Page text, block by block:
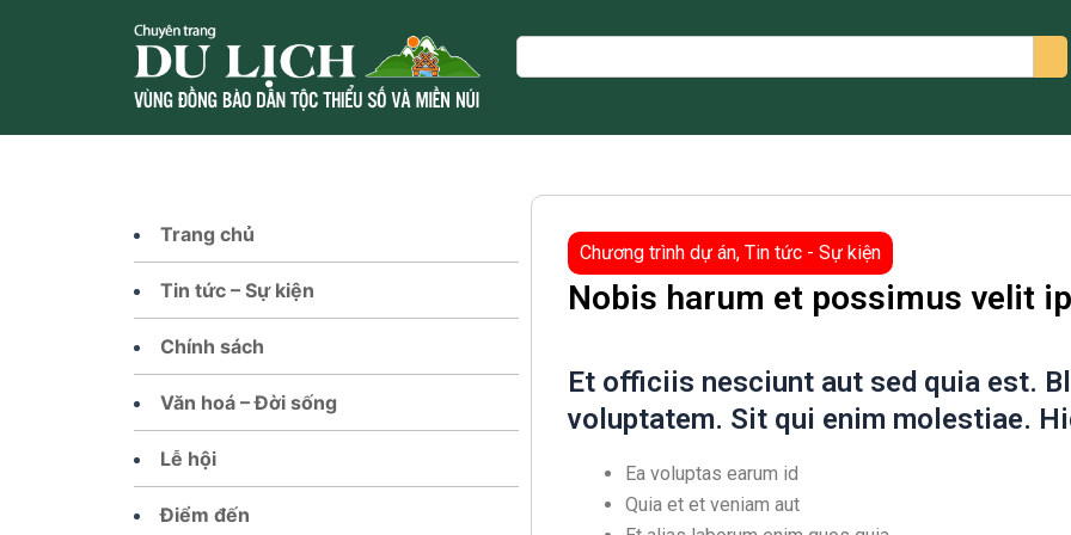
Search
Trang chủ
Tin tức – Sự kiện
Chính sách
Văn hoá – Đời sống
Lễ hội
Điểm đến
Chương trình dự án, Tin tức - Sự kiện
Nobis harum et possimus velit
Et officiis nesciunt aut sed quia est.
voluptatem. Sit qui enim molestiae.
Ea voluptas earum id
Quia et et veniam aut